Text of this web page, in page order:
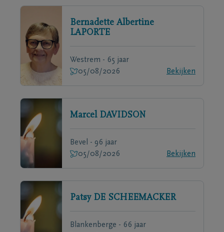
Bernadette Albertine
LAPORTE
Westrem - 65 jaar
05/08/2026
Bekijken
Marcel DAVIDSON
Bevel - 96 jaar
05/08/2026
Bekijken
Patsy DE SCHEEMACKER
Blankenberge - 66 jaar